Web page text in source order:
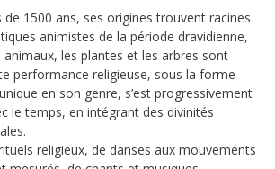
de 1500 ans, ses origines trouvent racines
animistes de la période dravidienne,
les plantes et les arbres sont
performance religieuse, sous la forme
en son genre, s’est progressivement
le temps, en intégrant des divinités
religieux, de danses aux mouvements